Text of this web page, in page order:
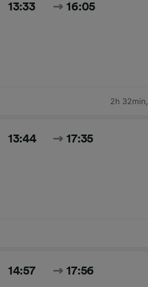
13:33 16:05
2h 32min,
13:44 17:35
14:57 17:56